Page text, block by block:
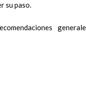
su paso.